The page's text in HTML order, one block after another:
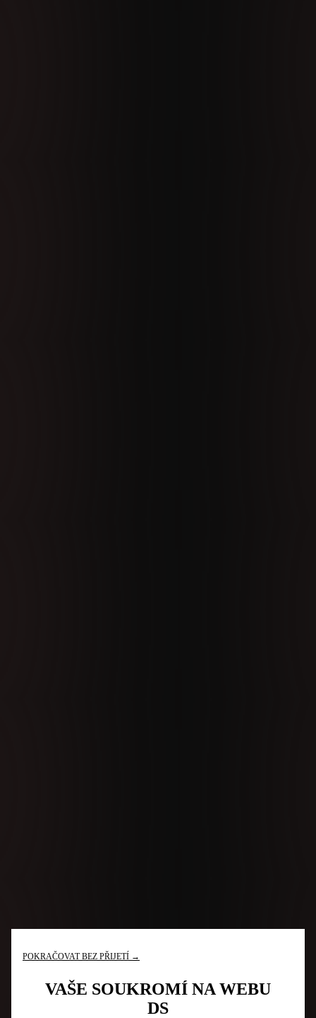
POKRAČOVAT BEZ PŘIJETÍ →
VAŠE SOUKROMÍ NA WEBU
DS